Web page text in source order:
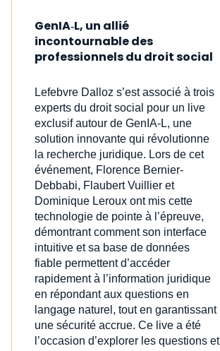
GenIA‑L, un allié
incontournable des
professionnels du droit social
Lefebvre Dalloz s’est associé à trois
experts du droit social pour un live
exclusif autour de GenIA‑L, une
solution innovante qui révolutionne
la recherche juridique. Lors de cet
événement, Florence Bernier-
Debbabi, Flaubert Vuillier et
Dominique Leroux ont mis cette
technologie de pointe à l’épreuve,
démontrant comment son interface
intuitive et sa base de données
fiable permettent d’accéder
rapidement à l’information juridique
en répondant aux questions en
langage naturel, tout en garantissant
une sécurité accrue. Ce live a été
l’occasion d’explorer les questions et